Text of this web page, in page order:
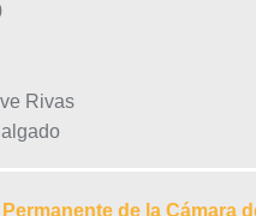
Rivas
de la Cámara